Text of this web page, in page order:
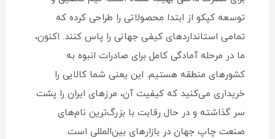
توسعه کپکو از ابتدا محصولاتی را طراحی کرده که
تمامی استانداردهای کیفی جهانی را پاس کنند. اکنون،
ما در مرحله آمادگی کامل برای صادرات انبوه به
کشورهای منطقه هستیم. این یعنی شما کالایی را
خریداری می‌کنید که کیفیت آن، مرزهای ایران را پشت
سر گذاشته و در حال رقابت با بزرگ‌ترین نام‌های
صنعت چاپ جهان در بازارهای بین‌المللی است.